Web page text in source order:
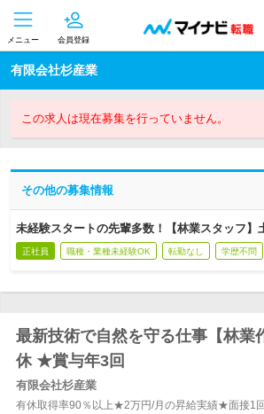
メニュー 会員登録
有限会社杉産業
この求人は現在募集を行っていません。
その他の募集情報
未経験スタートの先輩多数！【林業スタッフ】
正社員 職種・業種未経験OK 転勤なし 学歴不問
最新技術で自然を守る仕事【林業
休 ★賞与年3回
有限会社杉産業
有休取得率90％以上★2万円/月の昇給実績★面接1